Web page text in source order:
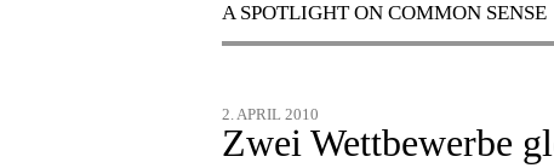
Menu
A SPOTLIGHT ON COMMON SENSE
Scroll
content
2. APRIL 2010
Zwei Wettbewerbe